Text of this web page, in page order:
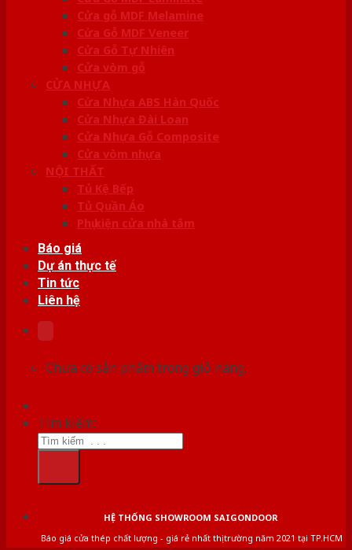
Cửa gỗ MDF Melamine
Cửa Gỗ MDF Veneer
Cửa Gỗ Tự Nhiên
Cửa vòm gỗ
CỬA NHỰA
Cửa Nhựa ABS Hàn Quốc
Cửa Nhựa Đài Loan
Cửa Nhựa Gỗ Composite
Cửa vòm nhựa
NỘI THẤT
Tủ Kệ Bếp
Tủ Quần Áo
Phụ kiện cửa nhà tắm
Báo giá
Dự án thực tế
Tin tức
Liên hệ
Chưa có sản phẩm trong giỏ hàng.
Tìm kiếm:
HỆ THỐNG SHOWROOM SAIGONDOOR
Báo giá cửa thép chất lượng - giá rẻ nhất thị trường năm 2021 tại TP.HCM